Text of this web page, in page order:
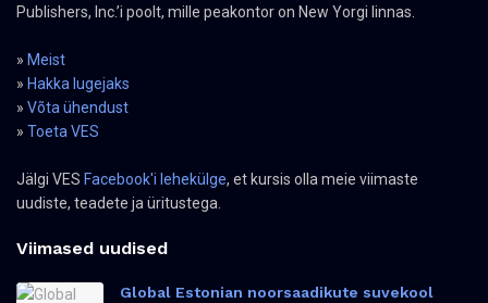
Publishers, Inc.’i poolt, mille peakontor on New Yorgi linnas.
» Meist
» Hakka lugejaks
» Võta ühendust
» Toeta VES
Jälgi VES Facebook'i lehekülge, et kursis olla meie viimaste
uudiste, teadete ja üritustega.
Viimased uudised
Global Estonian noorsaadikute suvekool